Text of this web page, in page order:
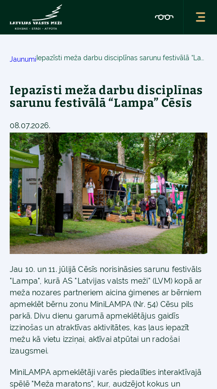
Jaunumi
Iepazīsti meža darbu disciplīnas
sarunu festivālā “Lampa” Cēsīs
08.07.2026.
Jau 10. un 11. jūlijā Cēsīs norisināsies sarunu festivāls
"Lampa", kurā AS "Latvijas valsts meži" (LVM) kopā ar
meža nozares partneriem aicina ģimenes ar bērniem
apmeklēt bērnu zonu MiniLAMPA (Nr. 54) Cēsu pils
parkā. Divu dienu garumā apmeklētājus gaidīs
izzinošas un atraktīvas aktivitātes, kas ļaus iepazīt
mežu kā vietu izziņai, aktīvai atpūtai un radošai
izaugsmei.
MiniLAMPA apmeklētāji varēs piedalīties interaktīvajā
spēlē "Meža maratons", kur, audzējot kokus un